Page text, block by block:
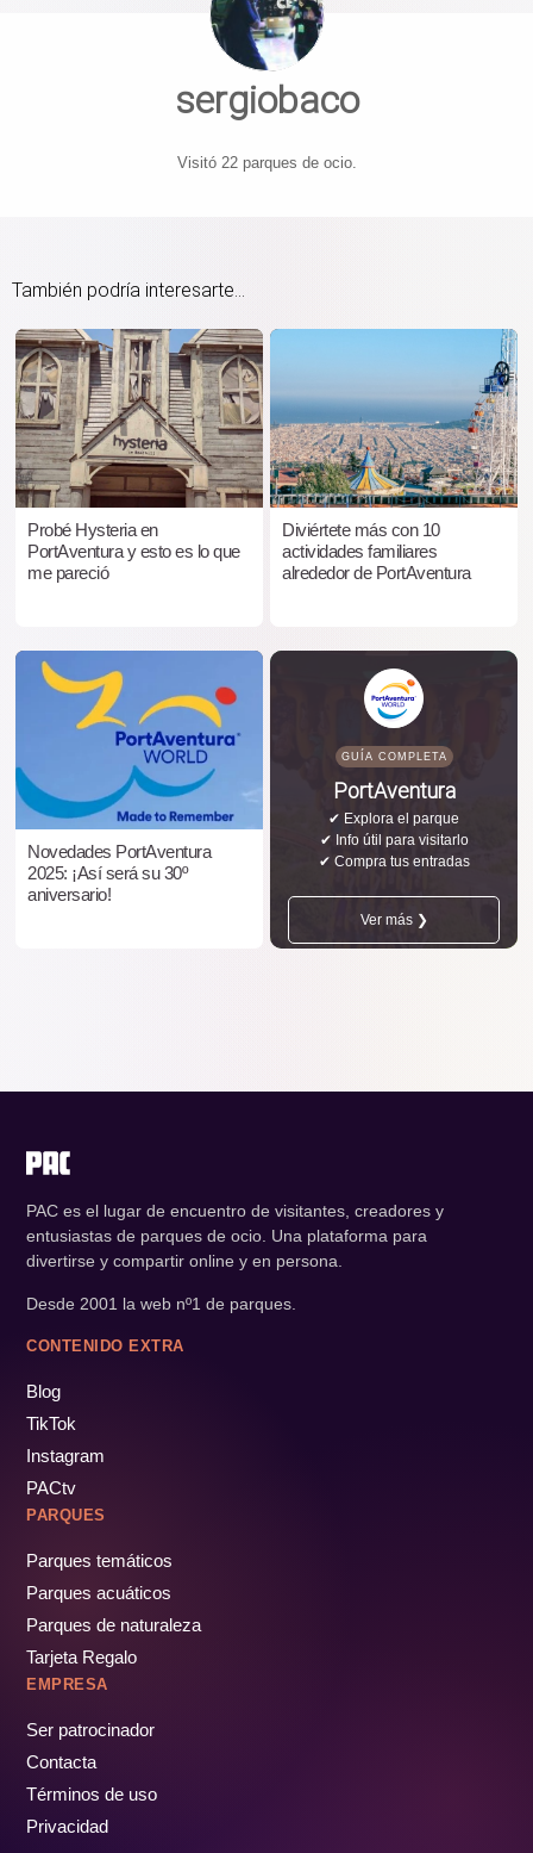
sergiobaco
Visitó 22 parques de ocio.
También podría interesarte...
Probé Hysteria en
PortAventura y esto es lo que
me pareció
Diviértete más con 10
actividades familiares
alrededor de PortAventura
Novedades PortAventura
2025: ¡Así será su 30º
aniversario!
GUÍA COMPLETA
PortAventura
✔ Explora el parque
✔ Info útil para visitarlo
✔ Compra tus entradas
Ver más ❯
PAC es el lugar de encuentro de visitantes, creadores y
entusiastas de parques de ocio. Una plataforma para
divertirse y compartir online y en persona.
Desde 2001 la web nº1 de parques.
CONTENIDO EXTRA
Blog
TikTok
Instagram
PACtv
PARQUES
Parques temáticos
Parques acuáticos
Parques de naturaleza
Tarjeta Regalo
EMPRESA
Ser patrocinador
Contacta
Términos de uso
Privacidad